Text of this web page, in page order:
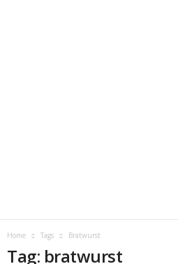
Home Tags Bratwurst
Tag: bratwurst